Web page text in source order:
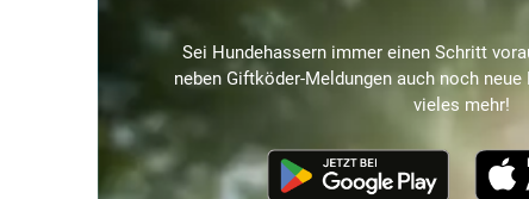
Sei Hundehassern immer einen Schritt
neben Giftköder-Meldungen auch noch
vieles mehr!